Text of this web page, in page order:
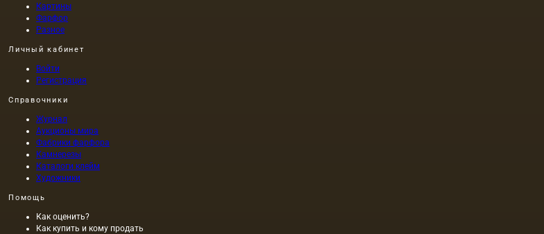
Картины
Фарфор
Разное
Личный кабинет
Войти
Регистрация
Справочники
Журнал
Аукционы мира
Фабрики фарфора
Камнерезы
Каталоги клейм
Художники
Помощь
Как оценить?
Как купить и кому продать